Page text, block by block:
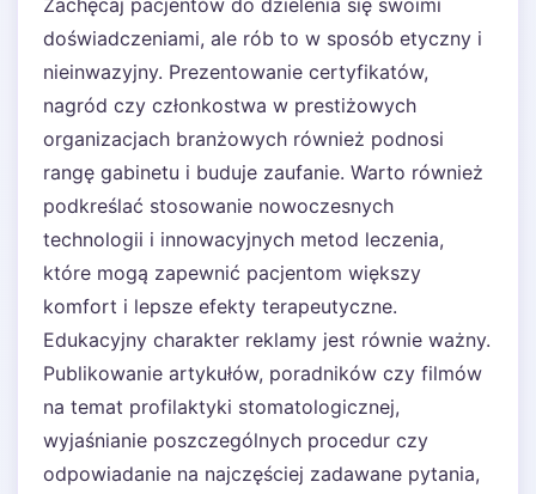
Zachęcaj pacjentów do dzielenia się swoimi
doświadczeniami, ale rób to w sposób etyczny i
nieinwazyjny. Prezentowanie certyfikatów,
nagród czy członkostwa w prestiżowych
organizacjach branżowych również podnosi
rangę gabinetu i buduje zaufanie. Warto również
podkreślać stosowanie nowoczesnych
technologii i innowacyjnych metod leczenia,
które mogą zapewnić pacjentom większy
komfort i lepsze efekty terapeutyczne.
Edukacyjny charakter reklamy jest równie ważny.
Publikowanie artykułów, poradników czy filmów
na temat profilaktyki stomatologicznej,
wyjaśnianie poszczególnych procedur czy
odpowiadanie na najczęściej zadawane pytania,